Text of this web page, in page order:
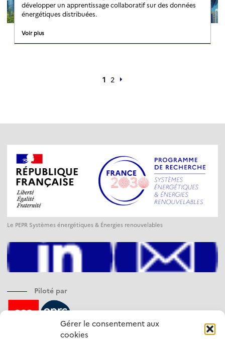
Gérer le consentement aux
cookies
développer un apprentissage collaboratif sur des données
énergétiques distribuées.
Voir plus
1 2
Le PEPR Systèmes énergétiques & Énergies renouvelables
Piloté par